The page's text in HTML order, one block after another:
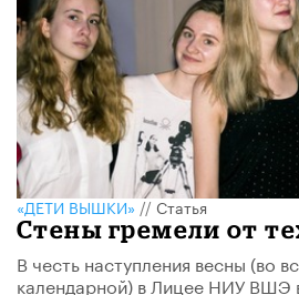
«ДЕТИ ВЫШКИ»//Статья
Стены гремели от
В честь наступления весны (во
календарной) в Лицее НИУ ВШЭ